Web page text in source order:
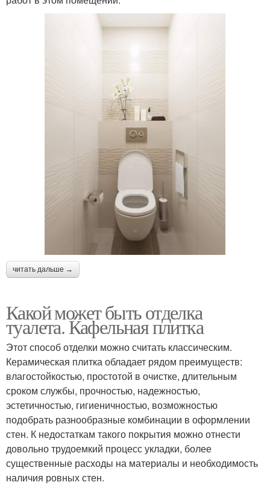
читать дальше →
Какой может быть отделка
туалета. Кафельная плитка
Этот способ отделки можно считать классическим.
Керамическая плитка обладает рядом преимуществ:
влагостойкостью, простотой в очистке, длительным
сроком службы, прочностью, надежностью,
эстетичностью, гигиеничностью, возможностью
подобрать разнообразные комбинации в оформлении
стен. К недостаткам такого покрытия можно отнести
довольно трудоемкий процесс укладки, более
существенные расходы на материалы и необходимость
наличия ровных стен.